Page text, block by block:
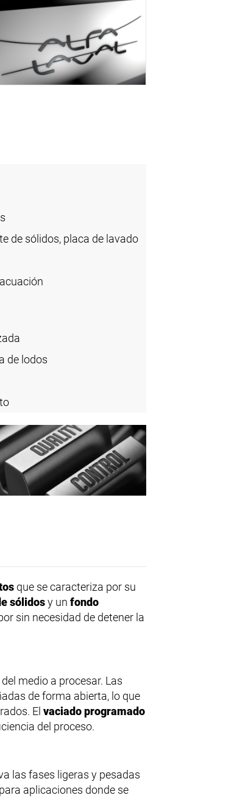
de sólidos, placa de lavado
de lodos
que se caracteriza por su
sólidosy un fondo
sin necesidad de detener la
medio a procesar. Las
de forma abierta, lo que
El vaciado programado
del proceso.
las fases ligeras y pesadas
aplicaciones donde se